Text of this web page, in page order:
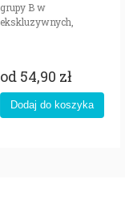
grupy B w
ekskluzywnych,
od 54,90 zł